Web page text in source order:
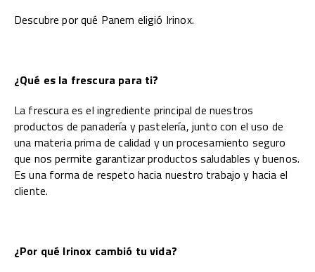
Descubre por qué Panem eligió Irinox.
¿Qué es la frescura para ti?
La frescura es el ingrediente principal de nuestros
productos de panadería y pastelería, junto con el uso de
una materia prima de calidad y un procesamiento seguro
que nos permite garantizar productos saludables y buenos.
Es una forma de respeto hacia nuestro trabajo y hacia el
cliente.
¿Por qué Irinox cambió tu vida?